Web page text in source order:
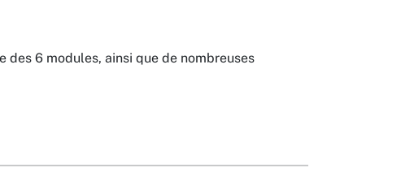
des 6 modules, ainsi que de nombreuses